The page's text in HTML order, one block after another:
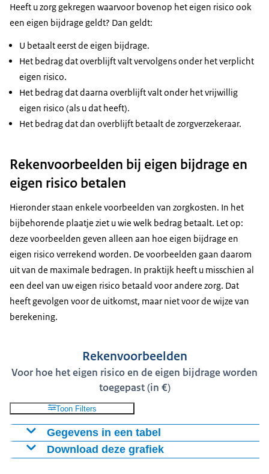
Heeft u zorg gekregen waarvoor bovenop het eigen risico ook
een eigen bijdrage geldt? Dan geldt:
U betaalt eerst de eigen bijdrage.
Het bedrag dat overblijft valt vervolgens onder het verplicht
eigen risico.
Het bedrag dat daarna overblijft valt onder het vrijwillig
eigen risico (als u dat heeft).
Het bedrag dat dan overblijft betaalt de zorgverzekeraar.
Rekenvoorbeelden bij eigen bijdrage en
eigen risico betalen
Hieronder staan enkele voorbeelden van zorgkosten. In het
bijbehorende plaatje ziet u wie welk bedrag betaalt. Let op:
deze voorbeelden geven alleen aan hoe eigen bijdrage en
eigen risico verrekend worden. De voorbeelden gaan daarom
uit van de maximale bedragen. In praktijk heeft u misschien al
een deel van uw eigen risico betaald voor andere zorg. Dat
heeft gevolgen voor de uitkomst, maar niet voor de wijze van
berekening.
Rekenvoorbeelden
Voor hoe het eigen risico en de eigen bijdrage worden
toegepast (in €)
Toon Filters
Gegevens in een tabel
Uw
Uw
Download deze grafiek